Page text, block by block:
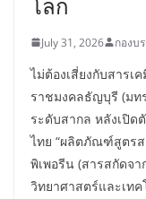
July 31, 2026 กองบ
ไม่ต้องเสี่ยงกับสารเ
ราชมงคลธัญบุรี (มท
ระดับสากล หลังเปิ
ไทย “ผลิตภัณฑ์สูตรส
พิเพอรีน (สารสกัดจ
วิทยาศาสตร์และเท